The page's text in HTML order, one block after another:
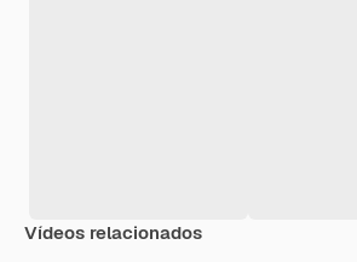
Vídeos relacionados